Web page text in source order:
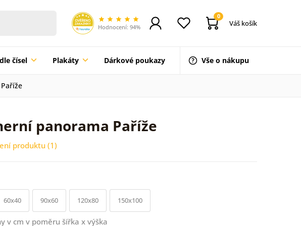
Hodnocení: 94%
0
Váš košík
čísel Plakáty Dárkové poukazy Vše o nákupu
panorama Paříže
produktu (1)
60x40 90x60 120x80 150x100
v cm v poměru šířka x výška